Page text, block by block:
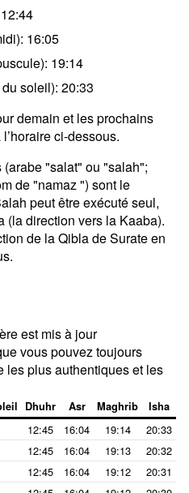
16:05
19:14
soleil): 20:33
demain et les prochains
ci-dessous.
"salat" ou "salah";
de "namaz ") sont le
peut être exécuté seul,
(la direction vers la Kaaba).
de la Qibla de Surate en
est mis à jour
vous pouvez toujours
les plus authentiques et les
Dhuhr Asr Maghrib Isha
12:45 16:04 19:14
20:33
12:45 16:04 19:13
20:32
12:45 16:04 19:12
20:31